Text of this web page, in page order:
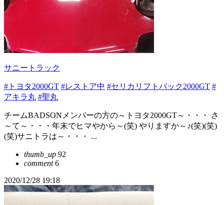
サニートラック
#トヨタ2000GT #レストア中 #セリカリフトバック2000GT #
アキラ丸 #聖丸
チームBADSONメンバーの方の～トヨタ2000GT～・・・ さ
～て～・・・年末でヒマやから～(笑) やりますか～♪(笑)(笑)
(笑)サニトラは～・・・ ...
thumb_up 92
comment6
2020/12/28 19:18